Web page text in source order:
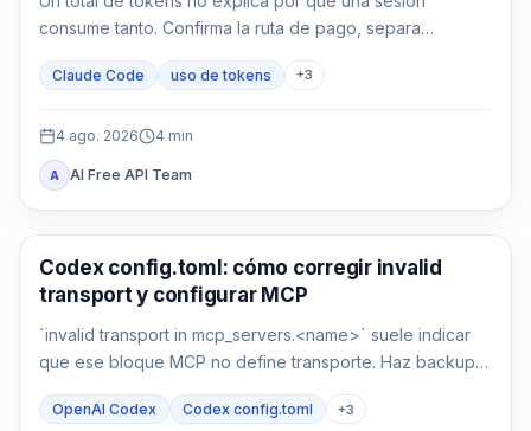
consume tanto. Confirma la ruta de pago, separa
limpia.
Claude Code uso de tokens +3
4 ago. 2026 4 min
A AI Free API Team
Herramientas de desarrollo con IA
Codex config.toml: cómo corregir invalid
transport y configurar MCP
`invalid transport in mcp_servers.<name>` suele indicar
que ese bloque MCP no define transporte. Haz backup,
por separado.
OpenAI Codex Codex config.toml +3